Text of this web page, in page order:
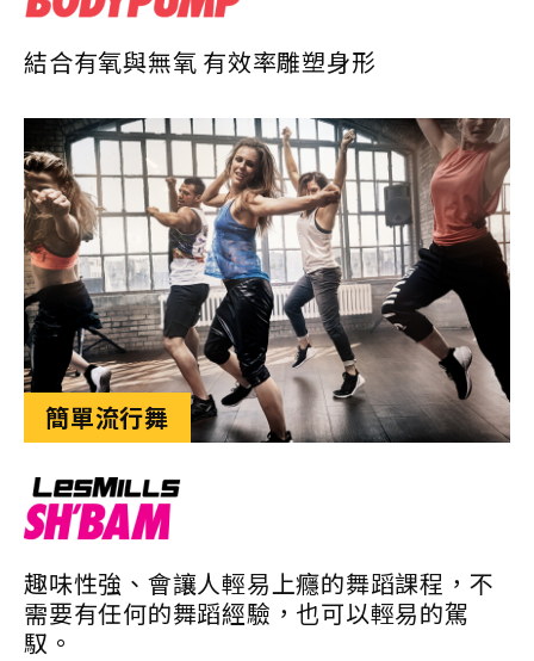
結合有氧與無氧 有效率雕塑身形
簡單流行舞
趣味性強、會讓人輕易上癮的舞蹈課程，不
需要有任何的舞蹈經驗，也可以輕易的駕
馭。